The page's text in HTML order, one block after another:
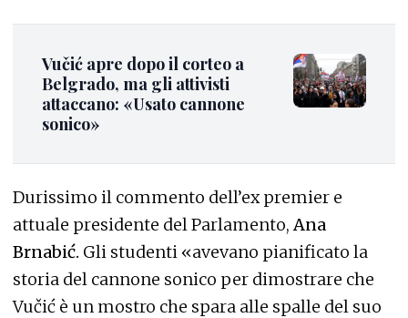
Vučić apre dopo il corteo a
Belgrado, ma gli attivisti
attaccano: «Usato cannone
sonico»
Durissimo il commento dell’ex premier e
attuale presidente del Parlamento,Ana
Brnabić. Gli studenti «avevano pianificato la
storia del cannone sonico per dimostrare che
Vučić è un mostro che spara alle spalle del suo